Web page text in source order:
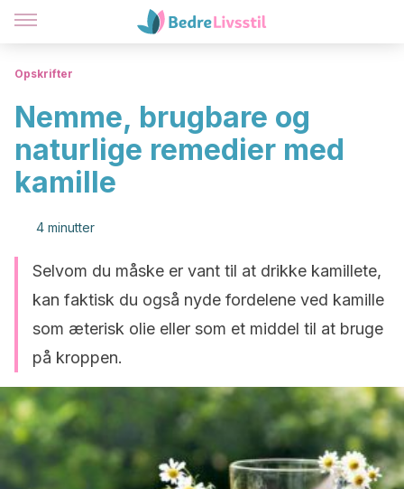
Opskrifter
Nemme, brugbare og
naturlige remedier med
kamille
4 minutter
Selvom du måske er vant til at drikke kamillete,
kan faktisk du også nyde fordelene ved kamille
som æterisk olie eller som et middel til at bruge
på kroppen.